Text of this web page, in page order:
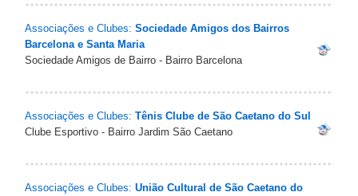
Associações e Clubes: Sociedade Amigos dos Bairros
Barcelona e Santa Maria
Sociedade Amigos de Bairro - Bairro Barcelona
Associações e Clubes: Tênis Clube de São Caetano do Sul
Clube Esportivo - Bairro Jardim São Caetano
Associações e Clubes: União Cultural de São Caetano do